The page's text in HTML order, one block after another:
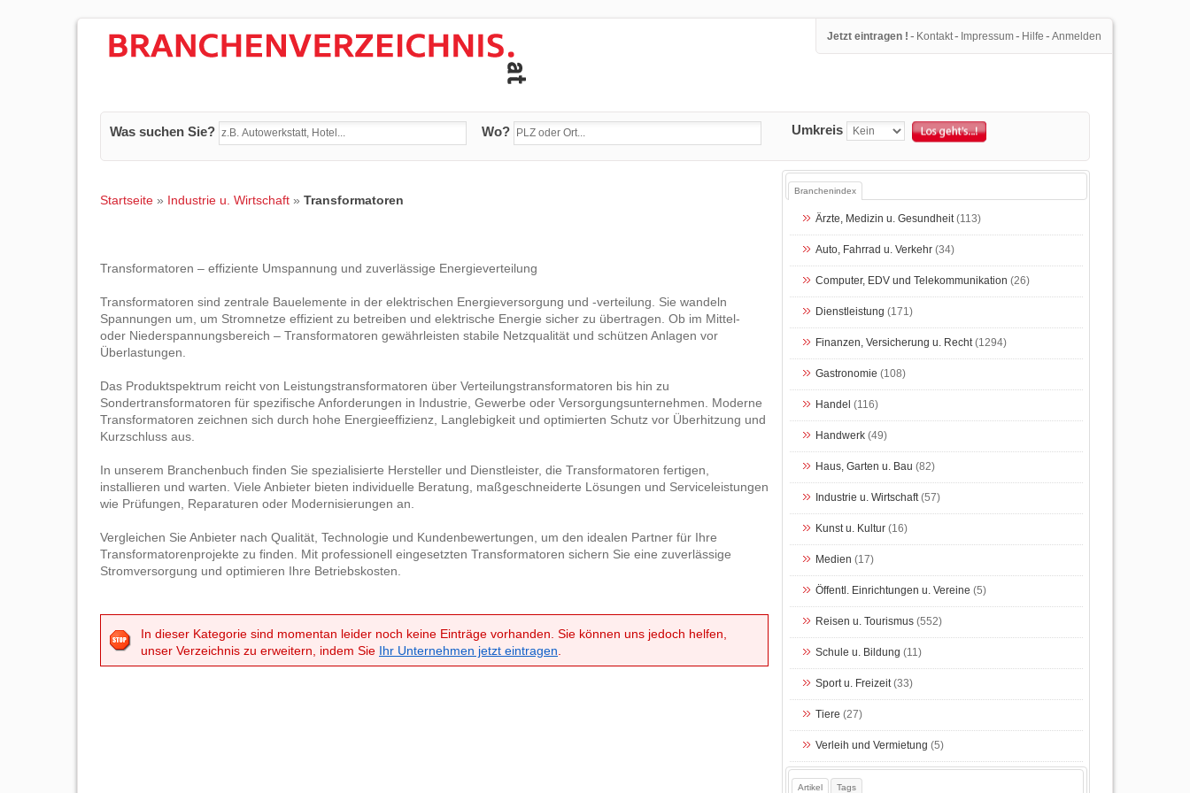
Jetzt eintragen ! - Kontakt- Impressum- Hilfe - Anmelden
Was suchen Sie? Wo? Umkreis
Startseite » Industrie u. Wirtschaft » Transformatoren
Transformatoren – effiziente Umspannung und zuverlässige Energieverteilung
Transformatoren sind zentrale Bauelemente in der elektrischen Energieversorgung und -verteilung. Sie wandeln
Spannungen um, um Stromnetze effizient zu betreiben und elektrische Energie sicher zu übertragen. Ob im Mittel-
oder Niederspannungsbereich – Transformatoren gewährleisten stabile Netzqualität und schützen Anlagen vor
Überlastungen.
Das Produktspektrum reicht von Leistungstransformatoren über Verteilungstransformatoren bis hin zu
Sondertransformatoren für spezifische Anforderungen in Industrie, Gewerbe oder Versorgungsunternehmen. Moderne
Transformatoren zeichnen sich durch hohe Energieeffizienz, Langlebigkeit und optimierten Schutz vor Überhitzung und
Kurzschluss aus.
In unserem Branchenbuch finden Sie spezialisierte Hersteller und Dienstleister, die Transformatoren fertigen,
installieren und warten. Viele Anbieter bieten individuelle Beratung, maßgeschneiderte Lösungen und Serviceleistungen
wie Prüfungen, Reparaturen oder Modernisierungen an.
Vergleichen Sie Anbieter nach Qualität, Technologie und Kundenbewertungen, um den idealen Partner für Ihre
Transformatorenprojekte zu finden. Mit professionell eingesetzten Transformatoren sichern Sie eine zuverlässige
Stromversorgung und optimieren Ihre Betriebskosten.
In dieser Kategorie sind momentan leider noch keine Einträge vorhanden. Sie können uns jedoch helfen,
unser Verzeichnis zu erweitern, indem Sie Ihr Unternehmen jetzt eintragen
Branchenindex
Ärzte, Medizin u. Gesundheit(113)
Auto, Fahrrad u. Verkehr(34)
Computer, EDV und Telekommunikation (26)
Dienstleistung (171)
Finanzen, Versicherung u. Recht(1294)
Gastronomie (108)
Handel (116)
Handwerk(49)
Haus, Garten u. Bau (82)
Industrie u. Wirtschaft(57)
Kunst u. Kultur(16)
Medien (17)
Öffentl. Einrichtungen u. Vereine (5)
Reisen u. Tourismus(552)
Schule u. Bildung (11)
Sport u. Freizeit(33)
Tiere (27)
Verleih und Vermietung (5)
Artikel Tags